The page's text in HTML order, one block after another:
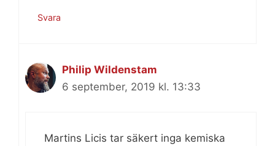
Svara
Philip Wildenstam
6 september, 2019 kl. 13:33
Martins Licis tar säkert inga kemiska